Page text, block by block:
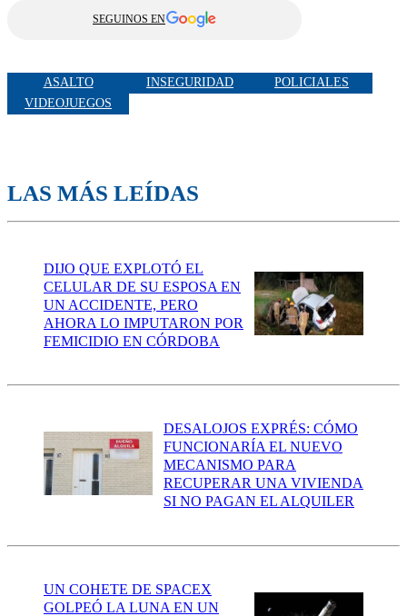
SEGUINOS EN
ASALTO INSEGURIDAD
POLICIALES
VIDEOJUEGOS
LAS MÁS LEÍDAS
DIJO QUE EXPLOTÓ EL
CELULAR DE SU ESPOSA EN
UN ACCIDENTE, PERO
AHORA LO IMPUTARON POR
FEMICIDIO EN CÓRDOBA
DESALOJOS EXPRÉS: CÓMO
FUNCIONARÍA EL NUEVO
MECANISMO PARA
RECUPERAR UNA VIVIENDA
SI NO PAGAN EL ALQUILER
UN COHETE DE SPACEX
GOLPEÓ LA LUNA EN UN